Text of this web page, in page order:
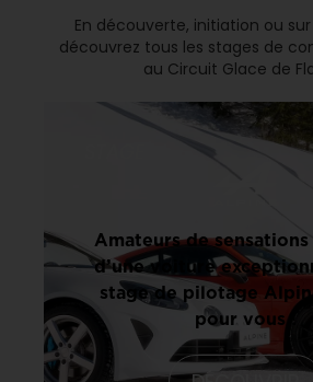
En découverte, initiation ou sur
découvrez tous les stages de
au Circuit Glace de
Amateurs de
d’une voiture
stage de pilotage
pour vous !